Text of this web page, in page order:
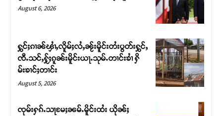
တ်ႇ တူဝ်ႈလုမ်ႈၾႃႉၼၼ်ႉ ၶဝ်ႈႁူမ်ႈၵမ်ႉထႅမ် ၸုမ်းၶၢ
August 6, 2026
ႁွင်ႈၵၢၼ်ၾၢႆႇလိူမ်ႈလႆႇၼႂ်းမိူင်းတႆးပွတ်းႁွင်ႇ
ၸီႉသင်ႇႁႂ်ႈၵူၼ်းမိူင်းယႃႉသုမ်ႉတၢင်းၶၢႆ ႁိ
မ်းၶၢင်ႈတၢင်း
August 5, 2026
ၸုမ်းႁၵ်ႉသႃမႄႈၼမ်ႉမိူင်းထႆး ယိုၼ်ႈ